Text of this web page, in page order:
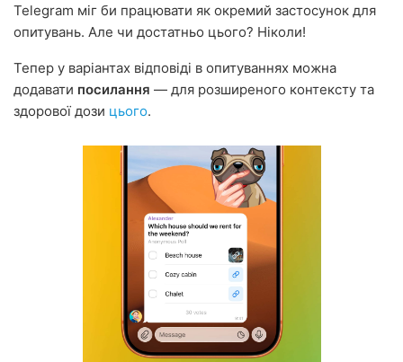
Telegram міг би працювати як окремий застосунок для
опитувань. Але чи достатньо цього? Ніколи!
Тепер у варіантах відповіді в опитуваннях можна
додавати посилання — для розширеного контексту та
здорової дози цього.